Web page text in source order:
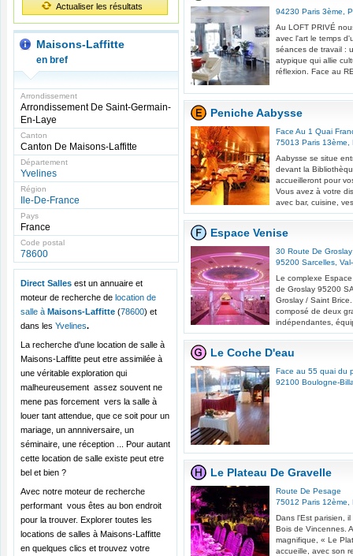
Actualiser les résultats
Maisons-Laffitte
en bref
Arrondissement
Arrondissement De Saint-Germain-
En-Laye
Canton
Canton De Maisons-Laffitte
Département
Yvelines
Région
Ile-De-France
Pays
France
Code postal
78600
Direct Salles est un annuaire et
moteur de recherche de location de
salle à Maisons-Laffitte (78600) et
dans les Yvelines.
La recherche d'une location de salle à
Maisons-Laffitte peut etre assimilée à
une véritable exploration qui
malheureusement assez souvent ne
mene pas forcement vers la salle à
louer tant attendue, que ce soit pour un
mariage, un annniversaire, un
séminaire, une réception ... Pour autant
cette location de salle existe peut etre
bel et bien ?
Avec notre moteur de recherche
performant vous êtes au bon endroit
pour la trouver. Explorer toutes les
locations de salles à Maisons-Laffitte
en quelques clics et trouvez votre
94230 Paris 3ème
Au LOFT PRIVÉ
avec l'art le temps
séances de travail :
atypique qui allie
réflexion. Face au
Peniche Aabysse
Face Au 1 Quai
75013 Paris 13ème
Aabysse se situe
devant la
accueilleront pour
Vous avez à votre
avec bar, cuisine,
Espace Venise
30 Route De Groslay
95200 Sarcelles
Le complexe
de Groslay 95200
Groslay / Saint
composé de deux
indépendantes,
Le Coche D'eau
Face au 55 quai du
92100 Boulogne-
Le Plateau De Gravelle
Route De Pesage
75012 Paris 12ème
Dans l'Est parisien,
Bois de Vincennes.
magnifique, « Le
accueille, avec son